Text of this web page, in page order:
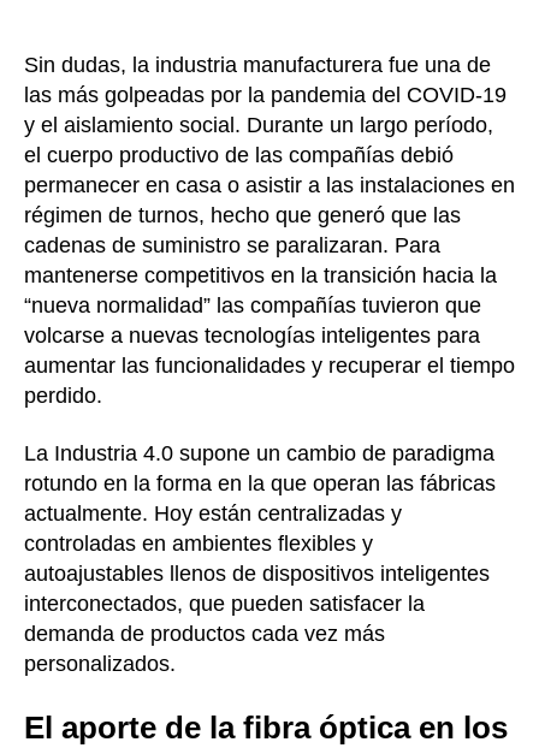
Sin dudas, la industria manufacturera fue una de
las más golpeadas por la pandemia del COVID-19
y el aislamiento social. Durante un largo período,
el cuerpo productivo de las compañías debió
permanecer en casa o asistir a las instalaciones en
régimen de turnos, hecho que generó que las
cadenas de suministro se paralizaran. Para
mantenerse competitivos en la transición hacia la
“nueva normalidad” las compañías tuvieron que
volcarse a nuevas tecnologías inteligentes para
aumentar las funcionalidades y recuperar el tiempo
perdido.
La Industria 4.0 supone un cambio de paradigma
rotundo en la forma en la que operan las fábricas
actualmente. Hoy están centralizadas y
controladas en ambientes flexibles y
autoajustables llenos de dispositivos inteligentes
interconectados, que pueden satisfacer la
demanda de productos cada vez más
personalizados.
El aporte de la fibra óptica en los